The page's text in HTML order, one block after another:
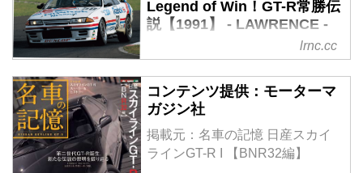
Legend of Win！GT-R常勝伝
説【1991】 - LAWRENCE -
Motorcycle x Cars + α =
Your Life.
GT-Rを復活させるなら、圧倒的
速さでレースを制することが条件
のは日産であろう。慎重にも慎重
を期して89年に登場した3代目
lrnc.cc
コンテンツ提供：モーターマ
ガジン社
掲載元：名車の記憶 日産スカイ
ラインGT-R I 【BNR32編】